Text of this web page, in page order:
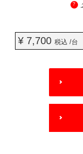
?
¥ 7,700 税込 /台
OPTIONS